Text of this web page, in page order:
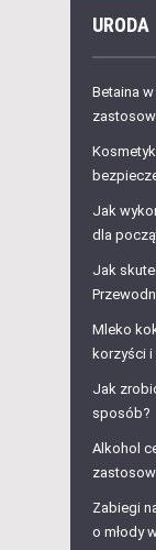
URODA
Betaina
Jak
dla
Jak
Mleko
korzyści
Jak
sposób?
Alkohol
Zabiegi
o młody